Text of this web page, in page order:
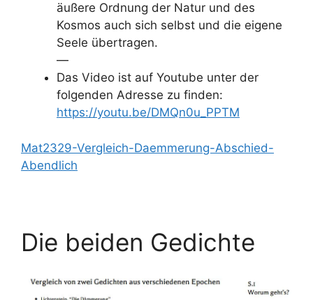
äußere Ordnung der Natur und des
Kosmos auch sich selbst und die eigene
Seele übertragen.
—
Das Video ist auf Youtube unter der
folgenden Adresse zu finden:
https://youtu.be/DMQn0u_PPTM
Mat2329-Vergleich-Daemmerung-Abschied-
Abendlich
Die beiden Gedichte